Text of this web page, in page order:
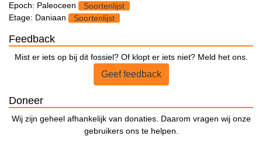
Epoch: Paleoceen
Soortenlijst
Etage: Daniaan
Soortenlijst
Feedback
Mist er iets op bij dit fossiel? Of klopt er iets niet? Meld het ons.
Geef feedback
Doneer
Wij zijn geheel afhankelijk van donaties. Daarom vragen wij onze
gebruikers ons te helpen.